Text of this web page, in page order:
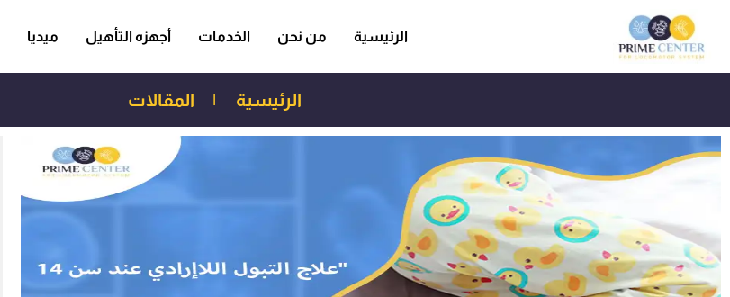
الرئيسية من نحن الخدمات أجهزه التأهيل ميديا
الرئيسية | المقالات